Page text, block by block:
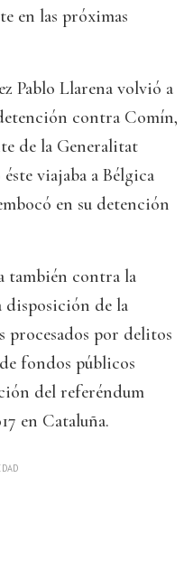
en las próximas
Pablo Llarena volvió a
contra Comín,
de la Generalitat
viajaba a Bélgica
en su detención
también contra la
disposición de la
procesados por delitos
fondos públicos
del referéndum
en Cataluña.